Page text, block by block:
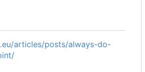
articles/posts/always-do-